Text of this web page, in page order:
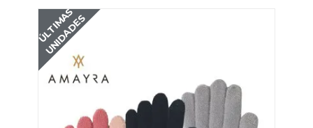
ÚLTIMAS
UNIDADES